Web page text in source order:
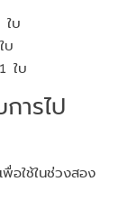
ใบ
บ
ใบ
ารไป
อใช้ในช่วงสอง